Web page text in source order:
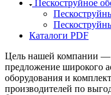
Пескоструйное
Каталоги PDF
Цель нашей компании —
предложение широкого
оборудования и
производителей по